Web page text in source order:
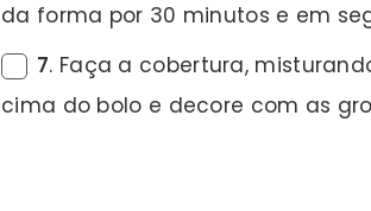
da forma por 30 minutos e em
7. Faça a cobertura,
cima do bolo e decore com as